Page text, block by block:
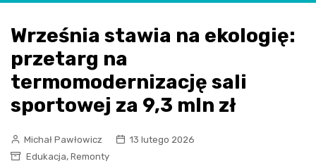
Września stawia na ekologię:
przetarg na
termomodernizację sali
sportowej za 9,3 mln zł
Michał Pawłowicz
13 lutego 2026
Edukacja, Remonty